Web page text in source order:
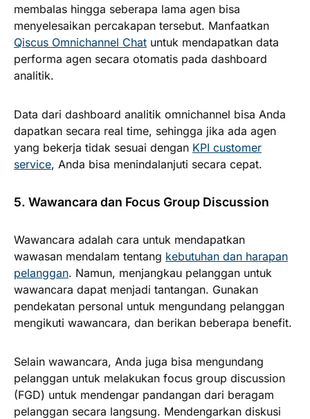
membalas hingga seberapa lama agen bisa
menyelesaikan percakapan tersebut. Manfaatkan
Qiscus Omnichannel Chat untuk mendapatkan data
performa agen secara otomatis pada dashboard
analitik.
Data dari dashboard analitik omnichannel bisa Anda
dapatkan secara real time, sehingga jika ada agen
yang bekerja tidak sesuai dengan KPI customer
service, Anda bisa menindalanjuti secara cepat.
5. Wawancara dan Focus Group Discussion
Wawancara adalah cara untuk mendapatkan
wawasan mendalam tentang kebutuhan dan harapan
pelanggan. Namun, menjangkau pelanggan untuk
wawancara dapat menjadi tantangan. Gunakan
pendekatan personal untuk mengundang pelanggan
mengikuti wawancara, dan berikan beberapa benefit.
Selain wawancara, Anda juga bisa mengundang
pelanggan untuk melakukan focus group discussion
(FGD) untuk mendengar pandangan dari beragam
pelanggan secara langsung. Mendengarkan diskusi